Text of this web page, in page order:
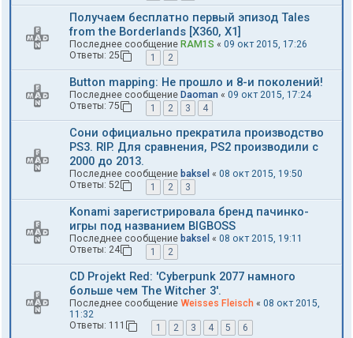
Получаем бесплатно первый эпизод Tales
from the Borderlands [Х360, Х1]
Последнее сообщение RAM1S « 09 окт 2015, 17:26
Ответы: 25 1 2
Button mapping: Не прошло и 8-и поколений!
Последнее сообщение Daoman « 09 окт 2015, 17:24
Ответы: 75 1 2 3 4
Сони официально прекратила производство
PS3. RIP. Для сравнения, PS2 производили с
2000 до 2013.
Последнее сообщение baksel « 08 окт 2015, 19:50
Ответы: 52 1 2 3
Konami зарегистрировала бренд пачинко-
игры под названием BIGBOSS
Последнее сообщение baksel « 08 окт 2015, 19:11
Ответы: 24 1 2
CD Projekt Red: 'Cyberpunk 2077 намного
больше чем The Witcher 3'.
Последнее сообщение Weisses Fleisch « 08 окт 2015,
11:32
Ответы: 111 1 2 3 4 5 6